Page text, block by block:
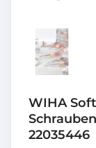
WIHA
22035446